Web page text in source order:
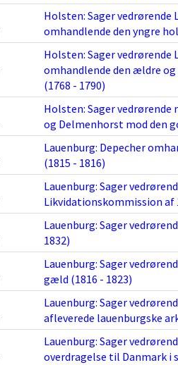
Holsten: Sager
omhandlende den yngre
Holsten: Sager
omhandlende den ældre
(1768 - 1790)
Holsten: Sager vedrørende
og Delmenhorst mod den
Lauenburg: Depecher
(1815 - 1816)
Lauenburg: Sager
Likvidationskommission af
Lauenburg: Sager
1832)
Lauenburg: Sager
gæld (1816 - 1823)
Lauenburg: Sager
afleverede lauenburgske
Lauenburg: Sager
overdragelse til Danmark i